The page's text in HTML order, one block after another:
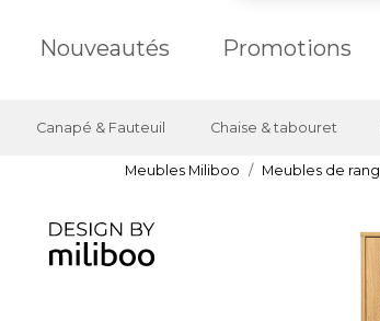
Nouveautés Promotions
Canapé & Fauteuil Chaise & tabouret
Meubles Miliboo Meubles de